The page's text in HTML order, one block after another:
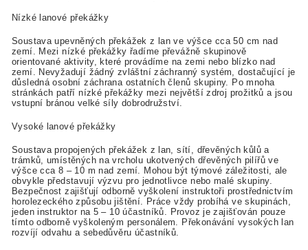
Nízké lanové překážky
Soustava upevněných překážek z lan ve výšce cca 50 cm nad
zemí. Mezi nízké překážky řadíme převážně skupinově
orientované aktivity, které provádíme na zemi nebo blízko nad
zemí. Nevyžadují žádný zvláštní záchranný systém, dostačující je
důsledná osobní záchrana ostatních členů skupiny. Po mnoha
stránkách patří nízké překážky mezi největší zdroj prožitků a jsou
vstupní bránou velké síly dobrodružství.
Vysoké lanové překážky
Soustava propojených překážek z lan, sítí, dřevěných kůlů a
trámků, umístěných na vrcholu ukotvených dřevěných pilířů ve
výšce cca 8 – 10 m nad zemí. Mohou být týmové záležitosti, ale
obvykle představují výzvu pro jednotlivce nebo malé skupiny.
Bezpečnost zajišťují odborně vyškolení instruktoři prostřednictvím
horolezeckého způsobu jištění. Práce vždy probíhá ve skupinách,
jeden instruktor na 5 – 10 účastníků. Provoz je zajišťován pouze
tímto odborně vyškoleným personálem. Překonávání vysokých lan
rozvíjí odvahu a sebedůvěru účastníků.